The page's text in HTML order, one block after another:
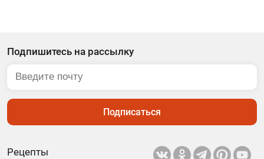
Рецепты
Подпишитесь на рассылку
Подписаться